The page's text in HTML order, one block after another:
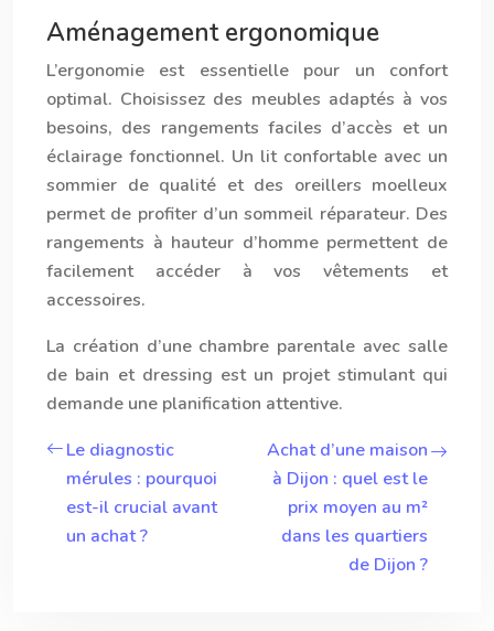
Aménagement ergonomique
L’ergonomie est essentielle pour un confort
optimal. Choisissez des meubles adaptés à vos
besoins, des rangements faciles d’accès et un
éclairage fonctionnel. Un lit confortable avec un
sommier de qualité et des oreillers moelleux
permet de profiter d’un sommeil réparateur. Des
rangements à hauteur d’homme permettent de
facilement accéder à vos vêtements et
accessoires.
La création d’une chambre parentale avec salle
de bain et dressing est un projet stimulant qui
demande une planification attentive.
Le diagnostic
mérules : pourquoi
est-il crucial avant
un achat ?
Achat d’une maison
à Dijon : quel est le
prix moyen au m²
dans les quartiers
de Dijon ?